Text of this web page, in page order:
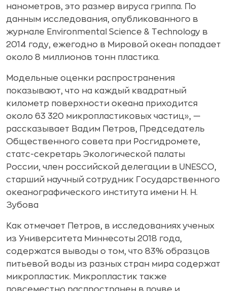
нанометров, это размер вируса гриппа. По
данным исследования, опубликованного в
журнале Environmental Science & Technology в
2014 году, ежегодно в Мировой океан попадает
около 8 миллионов тонн пластика.
Модельные оценки распространения
показывают, что на каждый квадратный
километр поверхности океана приходится
около 63 320 микропластиковых частиц», —
рассказывает Вадим Петров, Председатель
Общественного совета при Росгидромете,
статс-секретарь Экологической палаты
России, член российской делегации в UNESCO,
старший научный сотрудник Государственного
океанографического института имени Н. Н.
Зубова
Как отмечает Петров, в исследованиях ученых
из Университета Миннесоты 2018 года,
содержатся выводы о том, что 83% образцов
питьевой воды из разных стран мира содержат
микропластик. Микропластик также